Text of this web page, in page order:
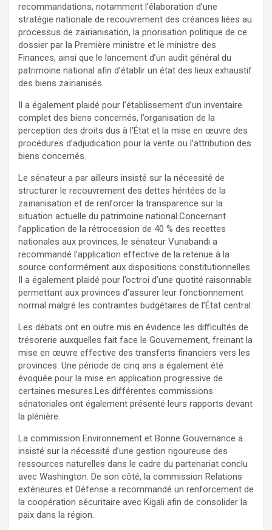
recommandations, notamment l’élaboration d’une
stratégie nationale de recouvrement des créances liées au
processus de zaïrianisation, la priorisation politique de ce
dossier par la Première ministre et le ministre des
Finances, ainsi que le lancement d’un audit général du
patrimoine national afin d’établir un état des lieux exhaustif
des biens zaïrianisés.
Il a également plaidé pour l’établissement d’un inventaire
complet des biens concernés, l’organisation de la
perception des droits dus à l’État et la mise en œuvre des
procédures d’adjudication pour la vente ou l’attribution des
biens concernés.
Le sénateur a par ailleurs insisté sur la nécessité de
structurer le recouvrement des dettes héritées de la
zaïrianisation et de renforcer la transparence sur la
situation actuelle du patrimoine national.Concernant
l’application de la rétrocession de 40 % des recettes
nationales aux provinces, le sénateur Vunabandi a
recommandé l’application effective de la retenue à la
source conformément aux dispositions constitutionnelles.
Il a également plaidé pour l’octroi d’une quotité raisonnable
permettant aux provinces d’assurer leur fonctionnement
normal malgré les contraintes budgétaires de l’État central.
Les débats ont en outre mis en évidence les difficultés de
trésorerie auxquelles fait face le Gouvernement, freinant la
mise en œuvre effective des transferts financiers vers les
provinces. Une période de cinq ans a également été
évoquée pour la mise en application progressive de
certaines mesures.Les différentes commissions
sénatoriales ont également présenté leurs rapports devant
la plénière.
La commission Environnement et Bonne Gouvernance a
insisté sur la nécessité d’une gestion rigoureuse des
ressources naturelles dans le cadre du partenariat conclu
avec Washington. De son côté, la commission Relations
extérieures et Défense a recommandé un renforcement de
la coopération sécuritaire avec Kigali afin de consolider la
paix dans la région.